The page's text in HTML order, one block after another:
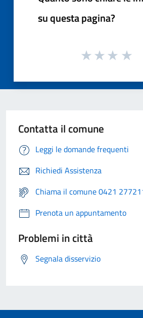
su questa pagina?
Contatta il comune
Leggi le domande frequenti
Richiedi Assistenza
Chiama il comune 0421
Prenota un appuntamento
Problemi in città
Segnala disservizio